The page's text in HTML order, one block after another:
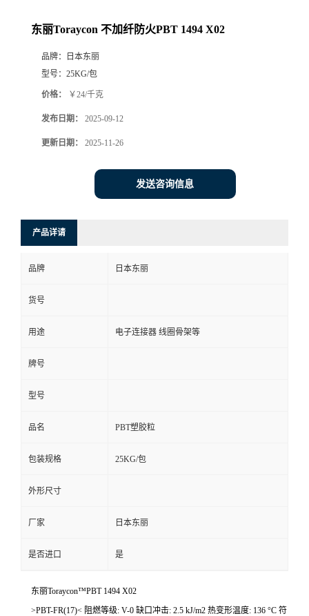
东丽Toraycon 不加纤防火PBT 1494 X02
品牌：
日本东丽
型号： 25KG/包
价格： ￥24/千克
发布日期： 2025-09-12
更新日期： 2025-11-26
发送咨询信息
产品详请
品牌 日本东丽
货号
用途 电子连接器 线圈骨架等
牌号
型号
品名 PBT塑胶粒
包装规格 25KG/包
外形尺寸
厂家 日本东丽
是否进口 是
东丽Toraycon™PBT 1494 X02
>PBT-FR(17)< 阻燃等级: V-0 缺口冲击: 2.5 kJ/m2 热变形温度: 136 °C 符